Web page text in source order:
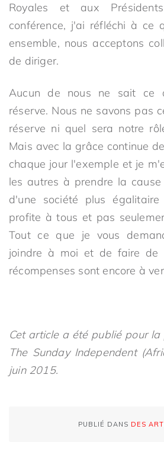
Royales et aux
conférence, j'ai réfléchi à ce
ensemble, nous acceptons
de diriger.
Aucun de nous ne sait ce
réserve. Nous ne savons pas
réserve ni quel sera notre
Mais avec la grâce continue
chaque jour l'exemple et je
les autres à prendre la
d'une société plus
profite à tous et pas
Tout ce que je vous
joindre à moi et de faire de
récompenses sont encore à
Cet article a été publié pour
The Sunday Independent
juin 2015.
PUBLIÉ DANS DES